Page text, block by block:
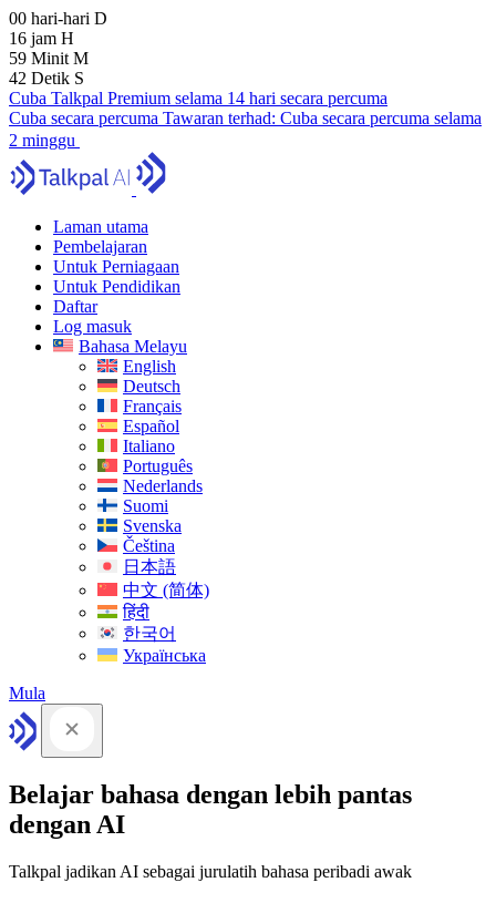
00 hari-hari D
16 jam H
59 Minit M
41 Detik S
Cuba Talkpal Premium selama 14 hari secara percuma
Cuba secara percuma Tawaran terhad: Cuba secara percuma selama
2 minggu
Laman utama
Pembelajaran
Untuk Perniagaan
Untuk Pendidikan
Daftar
Log masuk
Bahasa Melayu
English
Deutsch
Français
Español
Italiano
Português
Nederlands
Suomi
Svenska
Čeština
日本語
中文 (简体)
हिंदी
한국어
Українська
Mula
Belajar bahasa dengan lebih pantas
dengan AI
Talkpal jadikan AI sebagai jurulatih bahasa peribadi awak